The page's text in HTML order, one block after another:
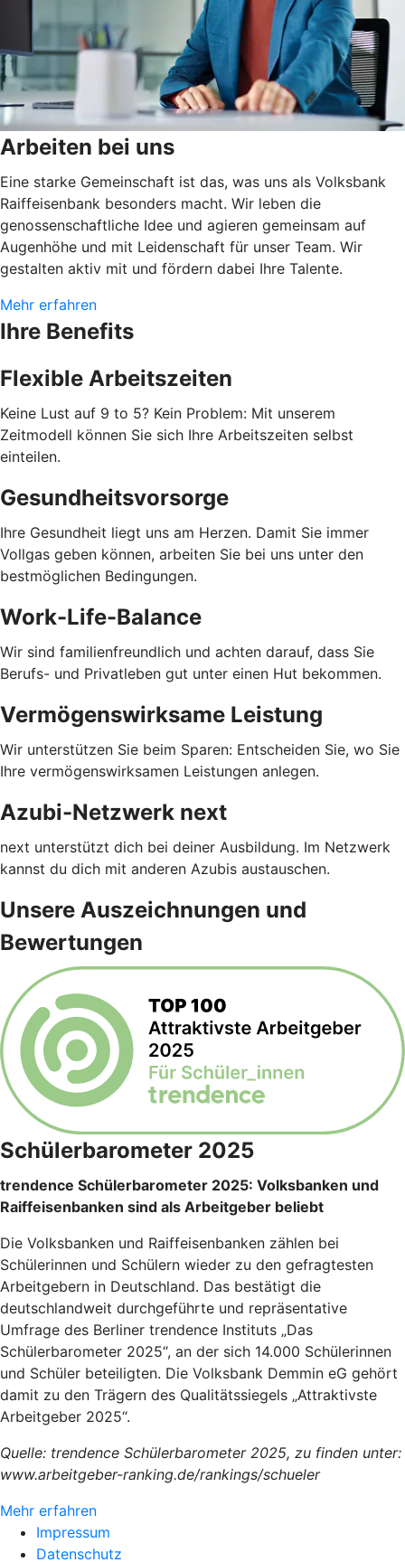
Arbeiten bei uns
Eine starke Gemeinschaft ist das, was uns als Volksbank
Raiffeisenbank besonders macht. Wir leben die
genossenschaftliche Idee und agieren gemeinsam auf
Augenhöhe und mit Leidenschaft für unser Team. Wir
gestalten aktiv mit und fördern dabei Ihre Talente.
Mehr erfahren
Ihre Benefits
Flexible Arbeitszeiten
Keine Lust auf 9 to 5? Kein Problem: Mit unserem
Zeitmodell können Sie sich Ihre Arbeitszeiten selbst
einteilen.
Gesundheitsvorsorge
Ihre Gesundheit liegt uns am Herzen. Damit Sie immer
Vollgas geben können, arbeiten Sie bei uns unter den
bestmöglichen Bedingungen.
Work-Life-Balance
Wir sind familienfreundlich und achten darauf, dass Sie
Berufs- und Privatleben gut unter einen Hut bekommen.
Vermögenswirksame Leistung
Wir unterstützen Sie beim Sparen: Entscheiden Sie, wo Sie
Ihre vermögenswirksamen Leistungen anlegen.
Azubi-Netzwerk next
next unterstützt dich bei deiner Ausbildung. Im Netzwerk
kannst du dich mit anderen Azubis austauschen.
Unsere Auszeichnungen und
Bewertungen
Schülerbarometer 2025
trendence Schülerbarometer 2025: Volksbanken und
Raiffeisenbanken sind als Arbeitgeber beliebt
Die Volksbanken und Raiffeisenbanken zählen bei
Schülerinnen und Schülern wieder zu den gefragtesten
Arbeitgebern in Deutschland. Das bestätigt die
deutschlandweit durchgeführte und repräsentative
Umfrage des Berliner trendence Instituts „Das
Schülerbarometer 2025“, an der sich 14.000 Schülerinnen
und Schüler beteiligten. Die Volksbank Demmin eG gehört
damit zu den Trägern des Qualitätssiegels „Attraktivste
Arbeitgeber 2025“.
Quelle: trendence Schülerbarometer 2025, zu finden unter:
www.arbeitgeber-ranking.de/rankings/schueler
Mehr erfahren
Impressum
Datenschutz